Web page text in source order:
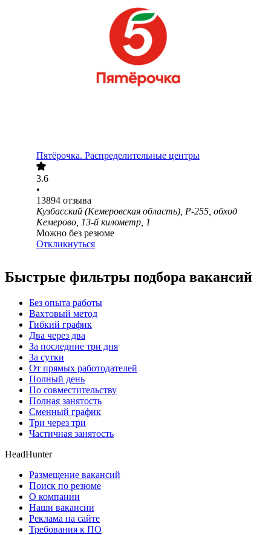
Пятёрочка. Распределительные центры
3.6
•
13894 отзыва
Кузбасский (Кемеровская область), Р-255, обход
Кемерово, 13-й километр, 1
Можно без резюме
Откликнуться
Быстрые фильтры подбора вакансий
Без опыта работы
Вахтовый метод
Гибкий график
Два через два
За последние три дня
За сутки
От прямых работодателей
Полный день
По совместительству
Полная занятость
Сменный график
Три через три
Частичная занятость
HeadHunter
Размещение вакансий
Поиск по резюме
О компании
Наши вакансии
Реклама на сайте
Требования к ПО